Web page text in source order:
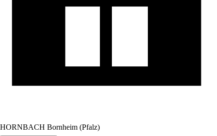
HORNBACH Bornheim (Pfalz)